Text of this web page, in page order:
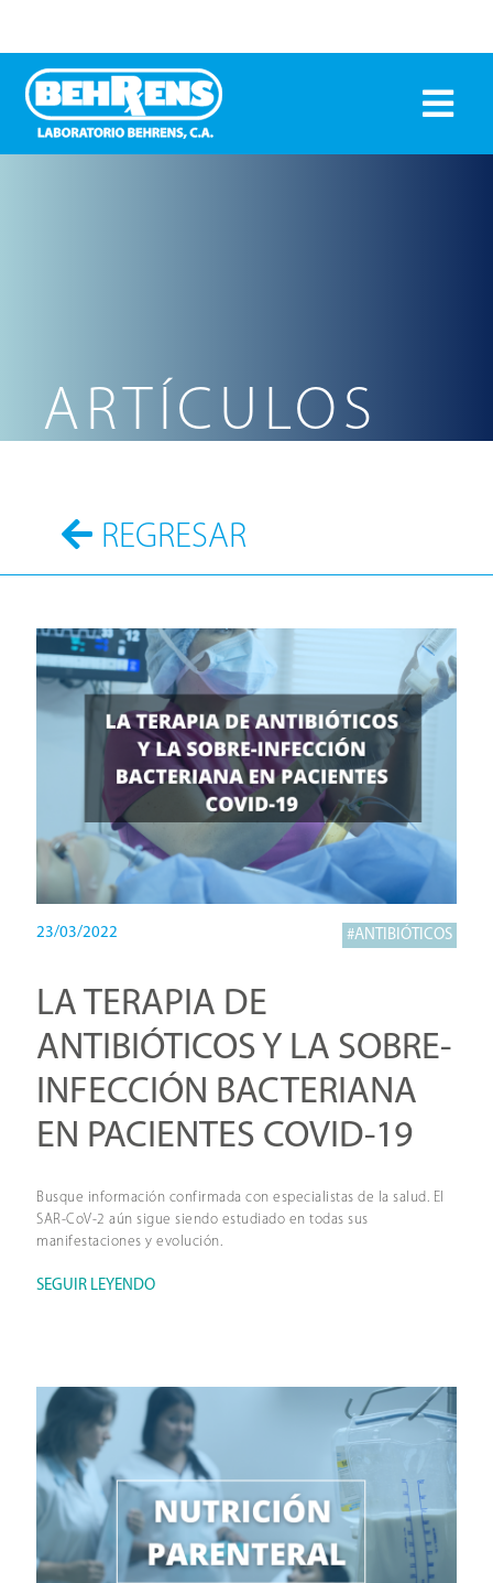
ARTÍCULOS
REGRESAR
23/03/2022 #ANTIBIÓTICOS
LA TERAPIA DE
ANTIBIÓTICOS Y LA SOBRE-
INFECCIÓN BACTERIANA
EN PACIENTES COVID-19
Busque información confirmada con especialistas de la salud. El
SAR-CoV-2 aún sigue siendo estudiado en todas sus
manifestaciones y evolución.
SEGUIR LEYENDO